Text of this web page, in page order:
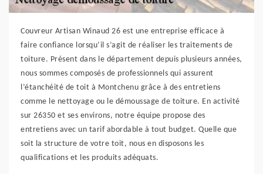
Couvreur Artisan Winaud 26 est une entreprise efficace à
faire confiance lorsqu’il s’agit de réaliser les traitements de
toiture. Présent dans le département depuis plusieurs années,
nous sommes composés de professionnels qui assurent
l’étanchéité de toit à Montchenu grâce à des entretiens
comme le nettoyage ou le démoussage de toiture. En activité
sur 26350 et ses environs, notre équipe propose des
entretiens avec un tarif abordable à tout budget. Quelle que
soit la structure de votre toit, nous en disposons les
qualifications et les produits adéquats.